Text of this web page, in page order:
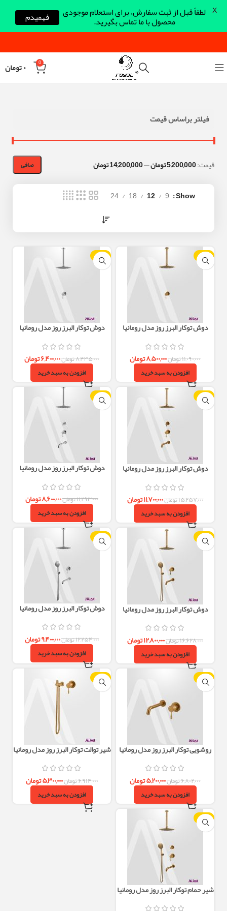
0 ۰تومان
فیلتر براساس قیمت
صافی قيمت:5,200,000 تومان —14,200,000 تومان
Show
9
12
18
24
-23%
دوش توکار البرز روز مدل رومانیا
۱۱,۰۹۰,۰۰۰تومان۸,۵۰۰,۰۰۰تومان
افزودن به سبد خرید
-24%
دوش توکار البرز روز مدل رومانیا
۸,۴۳۵,۰۰۰تومان۶,۴۰۰,۰۰۰تومان
افزودن به سبد خرید
-23%
دوش توکار البرز روز مدل رومانیا
۱۵,۲۵۷,۰۰۰تومان۱۱,۷۰۰,۰۰۰تومان
افزودن به سبد خرید
-24%
دوش توکار البرز روز مدل رومانیا
۱۱,۲۹۳,۰۰۰تومان۸,۶۰۰,۰۰۰تومان
افزودن به سبد خرید
-23%
دوش توکار البرز روز مدل رومانیا
۱۶,۶۲۸,۰۰۰تومان۱۲,۸۰۰,۰۰۰تومان
افزودن به سبد خرید
-23%
دوش توکار البرز روز مدل رومانیا
۱۲,۲۵۴,۰۰۰تومان۹,۴۰۰,۰۰۰تومان
افزودن به سبد خرید
-24%
روشویی توکار البرز روز مدل رومانیا
ROMANIA – طلایی مات
۶,۸۰۲,۰۰۰تومان۵,۲۰۰,۰۰۰تومان
افزودن به سبد خرید
-23%
شیر توالت توکار البرز روز مدل رومانیا
ROMANIA – طلایی مات
۶,۹۱۴,۰۰۰تومان۵,۳۰۰,۰۰۰تومان
افزودن به سبد خرید
-23%
شیر حمام توکار البرز روز مدل رومانیا
ROMANIA تیپ4 – طلایی مات
لطفاً قبل از ثبت سفارش، برای استعلام موجودی
محصول با ما تماس بگیرید. فهمیدم X